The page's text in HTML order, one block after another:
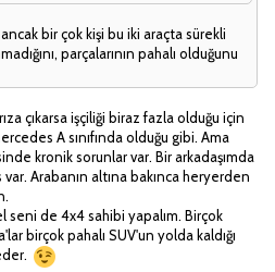
bir çok kişi bu iki araçta sürekli
parçalarının pahalı olduğunu
çıkarsa işçiliği biraz fazla olduğu için
A sınıfında olduğu gibi. Ama
kronik sorunlar var. Bir arkadaşımda
Arabanın altına bakınca heryerden
seni de 4x4 sahibi yapalım. Birçok
birçok pahalı SUV'un yolda kaldığı